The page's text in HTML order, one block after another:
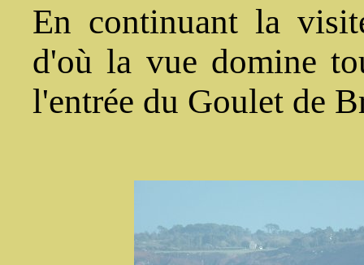
En continuant la
d'où la vue domine
l'entrée du Goulet de